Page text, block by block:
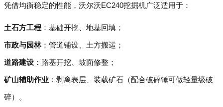
凭借均衡稳定的性能，沃尔沃EC240挖掘机广泛适用于：
土石方工程 ：基础开挖、地基回填；
市政与园林：管道铺设、土方搬运；
道路建设 ：路基开挖、坡面修整；
矿山辅助作业 ：剥离表层、装载矿石（配合破碎锤可做轻量级破
碎）。